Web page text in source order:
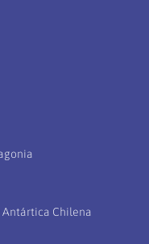
Antártica Chilena